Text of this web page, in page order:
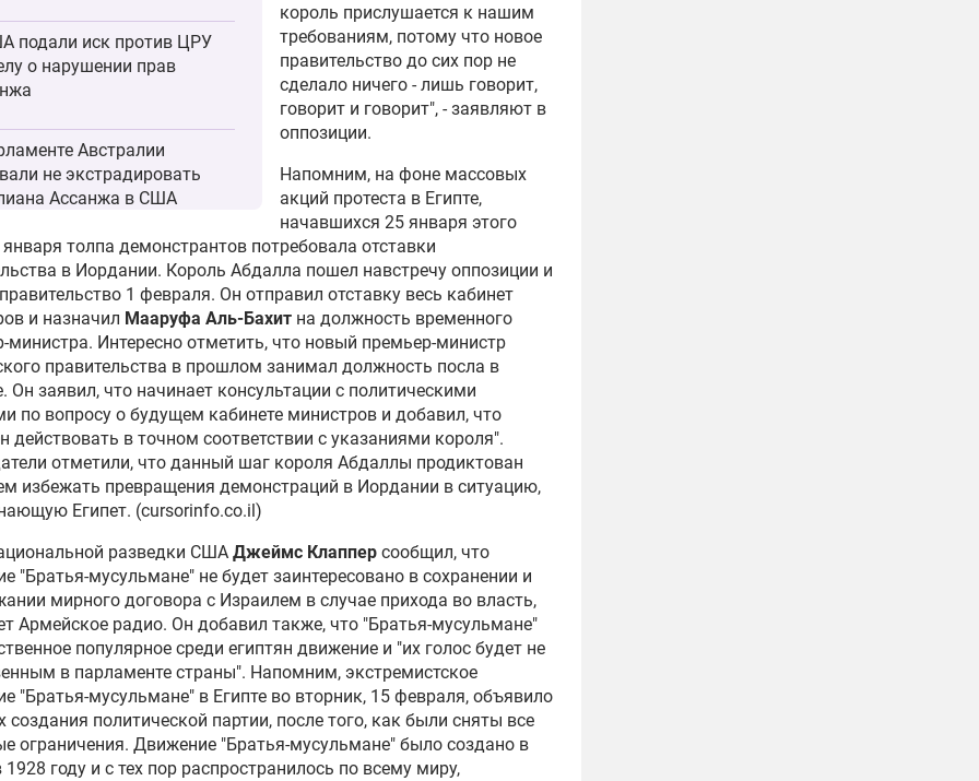
подали иск против ЦРУ
о нарушении прав
Австралии
не экстрадировать
Ассанжа в США
Мексики призвал
статую Свободы в
из-за Ассанжа
Ассанжа обжаловала
по экстрадиции в
контактирует с
по делу
Ассанжа заявила об
состояния его
юристов Ассанжа
добиваться отмены
в США
король прислушается к нашим
требованиям, потому что новое
правительство до сих пор не
сделало ничего - лишь говорит,
говорит и говорит", - заявляют в
оппозиции.
Напомним, на фоне массовых
акций протеста в Египте,
начавшихся 25 января этого
января толпа демонстрантов потребовала отставки
в Иордании. Король Абдалла пошел навстречу оппозиции и
1 февраля. Он отправил отставку весь кабинет
и назначил Мааруфа Аль-Бахит на должность временного
министра. Интересно отметить, что новый премьер-министр
правительства в прошлом занимал должность посла в
Он заявил, что начинает консультации с политическими
по вопросу о будущем кабинете министров и добавил, что
действовать в точном соответствии с указаниями короля".
отметили, что данный шаг короля Абдаллы продиктован
избежать превращения демонстраций в Иордании в ситуацию,
Египет. (cursorinfo.co.il)
разведки США Джеймс Клаппер сообщил, что
"Братья-мусульмане" не будет заинтересовано в сохранении и
мирного договора с Израилем в случае прихода во власть,
Армейское радио. Он добавил также, что "Братья-мусульмане"
популярное среди египтян движение и "их голос будет не
в парламенте страны". Напомним, экстремистское
"Братья-мусульмане" в Египте во вторник, 15 февраля, объявило
создания политической партии, после того, как были сняты все
ограничения. Движение "Братья-мусульмане" было создано в
1928 году и с тех пор распространилось по всему миру,